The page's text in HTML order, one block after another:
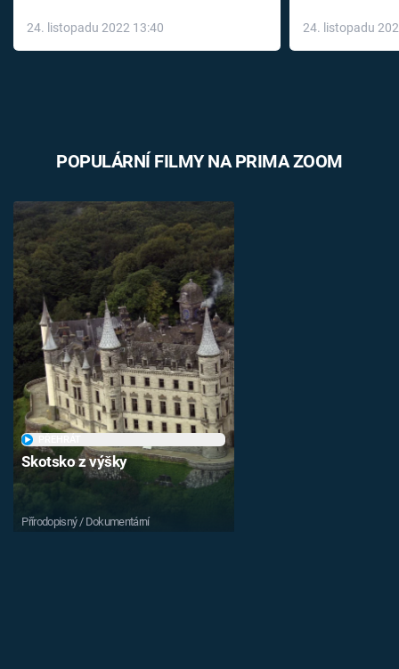
24. listopadu 2022 13:40
léky
24. listopadu
POPULÁRNÍ FILMY NA PRIMA ZOOM
Skotsko z výšky
Přírodopisný / Dokumentární